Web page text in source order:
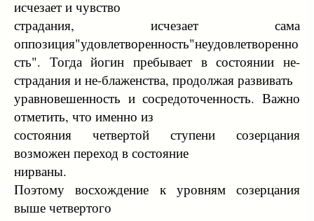
исчезает и чувство
страдания, исчезает сама
оппозиция"удовлетворенность"неудовлетворенно
сть". Тогда йогин пребывает в состоянии не-
страдания и не-блаженства, продолжая развивать
уравновешенность и сосредоточенность. Важно
отметить, что именно из
состояния четвертой ступени созерцания
возможен переход в состояние
нирваны.
Поэтому восхождение к уровням созерцания
выше четвертого